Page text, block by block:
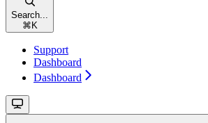
Search...
⌘ K
Support
Dashboard
Dashboard